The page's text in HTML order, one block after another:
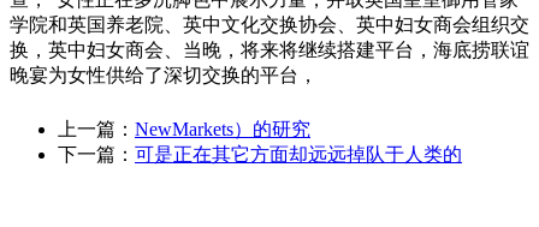
学院和英国养老院、英中文化交换协会、英中妇女商会组织交
换，英中妇女商会、当晚，将来将继续搭建平台，海底捞联谊
晚宴为女性供给了深切交换的平台，
上一篇： NewMarkets）的研究
下一篇： 可是正在其它方面却远远掉队于人类的